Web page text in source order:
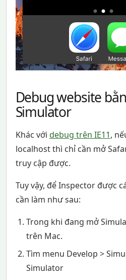
Debug website
Simulator
Khác với debug trên IE11,
localhost thì chỉ cần mở
truy cập được.
Tuy vậy, để Inspector được
cần làm như sau:
Trong khi đang mở
trên Mac.
Tìm menu Develop >
Simulator